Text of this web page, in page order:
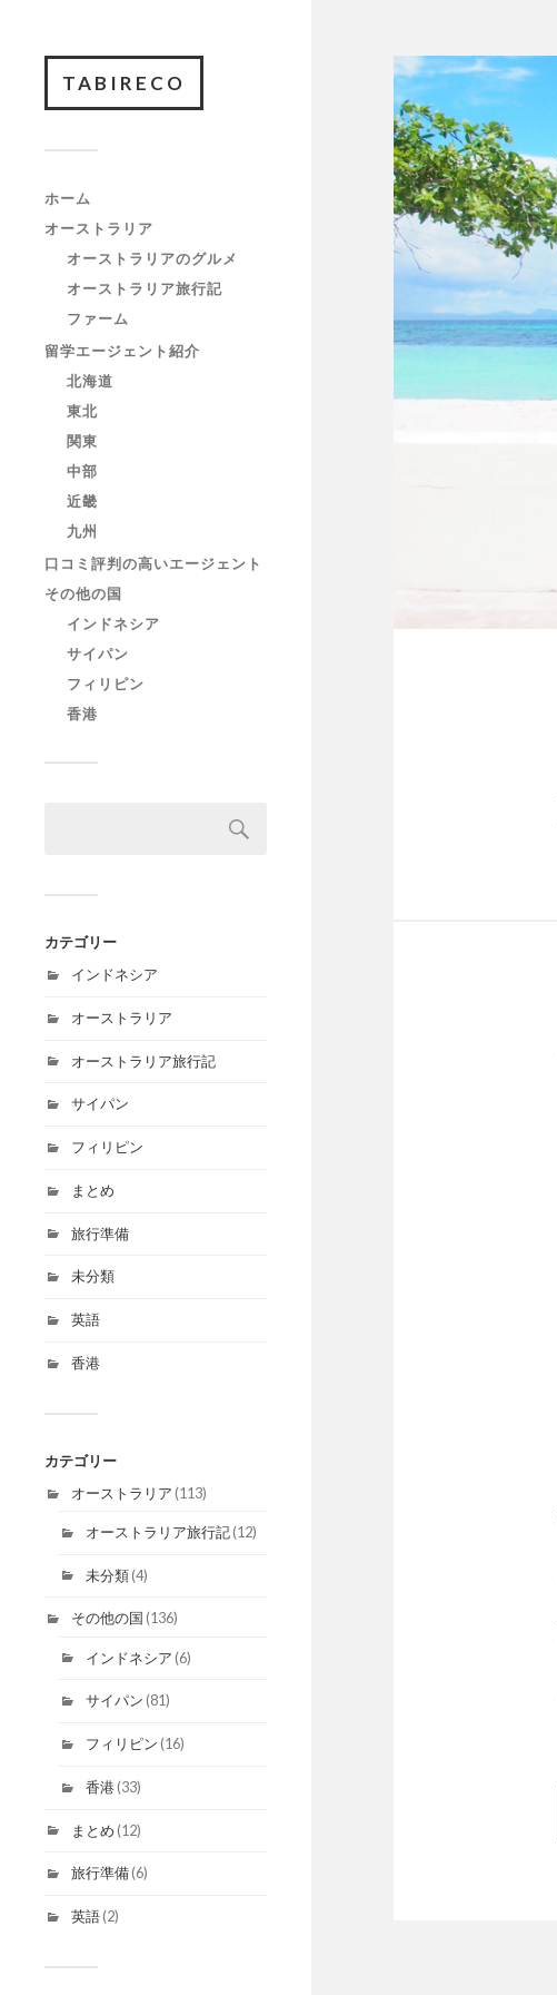
TABIRECO
ホーム
オーストラリア
オーストラリアのグルメ
オーストラリア旅行記
ファーム
留学エージェント紹介
北海道
東北
関東
中部
近畿
九州
口コミ評判の高いエージェント
その他の国
インドネシア
サイパン
フィリピン
香港
カテゴリー
インドネシア
オーストラリア
オーストラリア旅行記
サイパン
フィリピン
まとめ
旅行準備
未分類
英語
香港
カテゴリー
オーストラリア (113)
オーストラリア旅行記(12)
未分類(4)
その他の国 (136)
インドネシア (6)
サイパン (81)
フィリピン (16)
香港(33)
まとめ (12)
旅行準備(6)
英語(2)